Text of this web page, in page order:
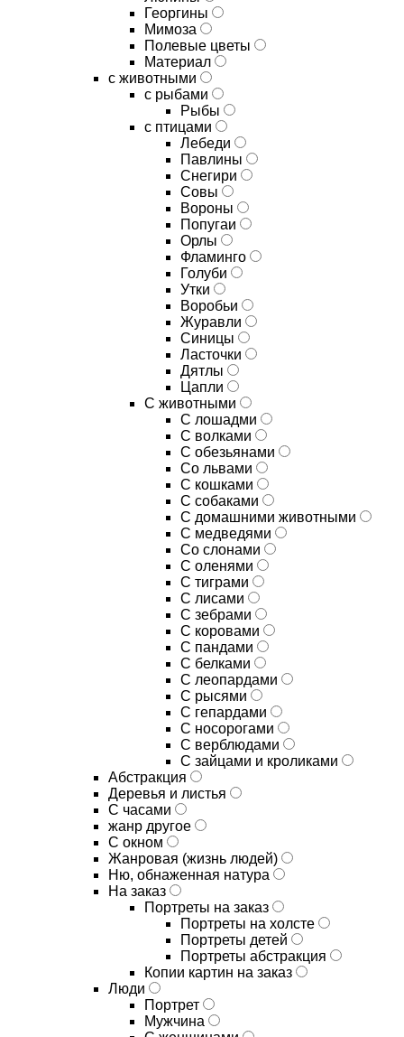
Георгины
Мимоза
Полевые цветы
Материал
с животными
с рыбами
Рыбы
с птицами
Лебеди
Павлины
Снегири
Совы
Вороны
Попугаи
Орлы
Фламинго
Голуби
Утки
Воробьи
Журавли
Синицы
Ласточки
Дятлы
Цапли
С животными
С лошадми
С волками
С обезьянами
Со львами
С кошками
С собаками
С домашними животными
С медведями
Со слонами
С оленями
С тиграми
С лисами
С зебрами
С коровами
С пандами
С белками
С леопардами
С рысями
С гепардами
С носорогами
С верблюдами
С зайцами и кроликами
Абстракция
Деревья и листья
С часами
жанр другое
С окном
Жанровая (жизнь людей)
Ню, обнаженная натура
На заказ
Портреты на заказ
Портреты на холсте
Портреты детей
Портреты абстракция
Копии картин на заказ
Люди
Портрет
Мужчина